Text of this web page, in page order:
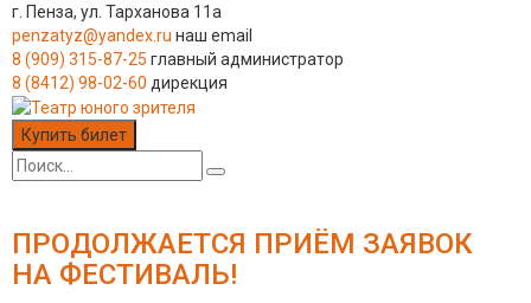
г. Пенза, ул. Тарханова 11а
penzatyz@yandex.ru наш email
8 (909) 315-87-25 главный администратор
8 (8412) 98-02-60 дирекция
Купить билет
ПРОДОЛЖАЕТСЯ ПРИЁМ ЗАЯВОК
НА ФЕСТИВАЛЬ!